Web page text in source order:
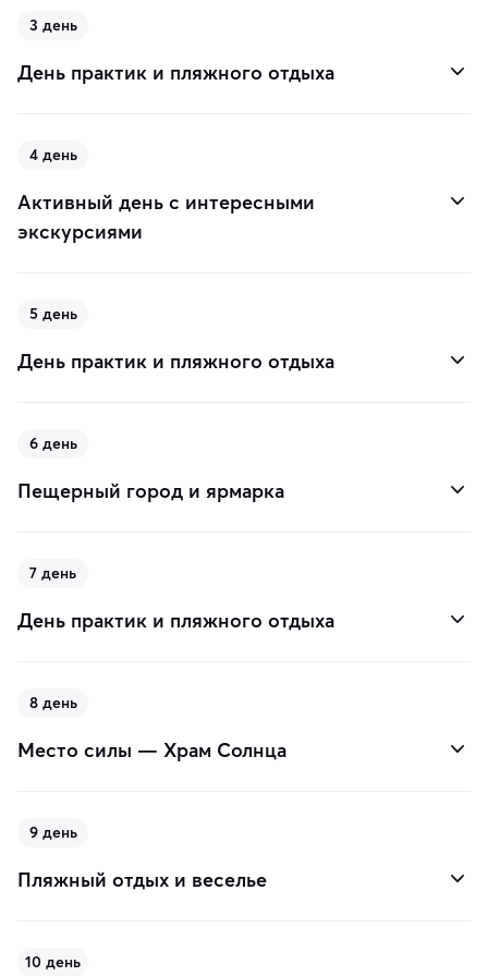
3 день
День практик и пляжного отдыха
4 день
Активный день с интересными
экскурсиями
5 день
День практик и пляжного отдыха
6 день
Пещерный город и ярмарка
7 день
День практик и пляжного отдыха
8 день
Место силы — Храм Солнца
9 день
Пляжный отдых и веселье
10 день